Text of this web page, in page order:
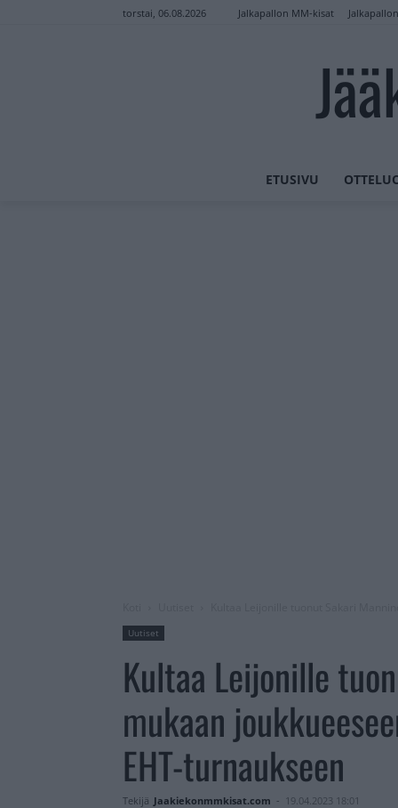
torstai, 06.08.2026 Jalkapallon MM-kisat
ETUSIVU
Uutiset
Kultaa Leijonille
mukaan
EHT-turnaukseen
Tekijä Jaakiekonmmkisat.com - 19.04.2023 18:01